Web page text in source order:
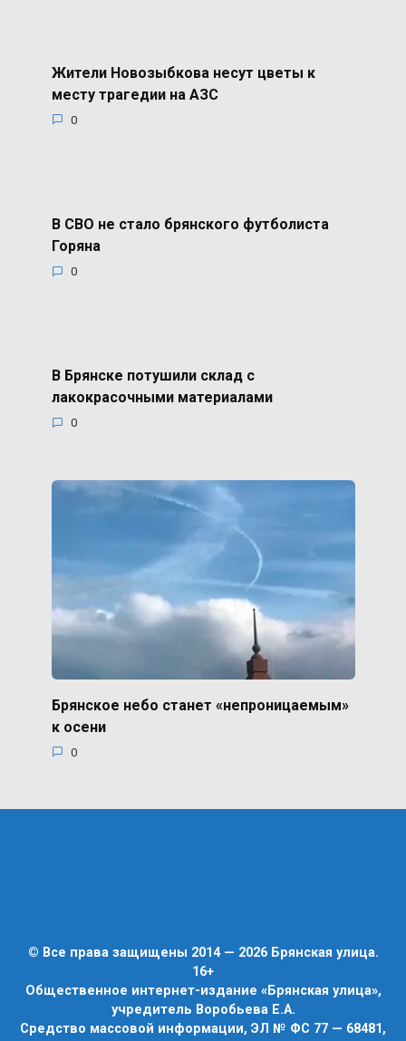
Жители Новозыбкова несут цветы к
месту трагедии на АЗС
0
В СВО не стало брянского футболиста
Горяна
0
В Брянске потушили склад с
лакокрасочными материалами
0
Брянское небо станет «непроницаемым»
к осени
0
© Все права защищены 2014 — 2026 Брянская улица.
16+
Общественное интернет-издание «Брянская улица»,
учредитель Воробьева Е.А.
Средство массовой информации, ЭЛ № ФС 77 — 68481,